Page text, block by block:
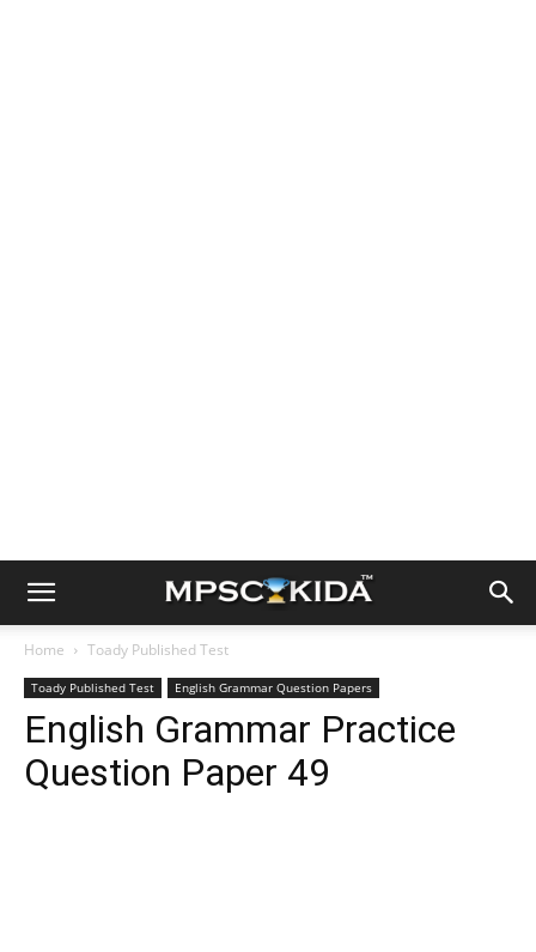
Home Toady Published Test
Toady Published Test English Grammar Question Papers
English Grammar Practice
Question Paper 49